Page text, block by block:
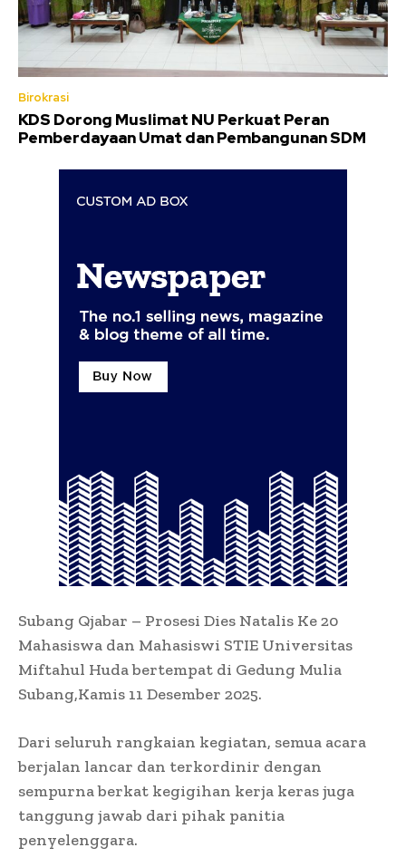
Birokrasi
KDS Dorong Muslimat NU Perkuat Peran
Pemberdayaan Umat dan Pembangunan SDM
Subang Qjabar – Prosesi Dies Natalis Ke 20
Mahasiswa dan Mahasiswi STIE Universitas
Miftahul Huda bertempat di Gedung Mulia
Subang,Kamis 11 Desember 2025.
Dari seluruh rangkaian kegiatan, semua acara
berjalan lancar dan terkordinir dengan
sempurna berkat kegigihan kerja keras juga
tanggung jawab dari pihak panitia
penyelenggara.